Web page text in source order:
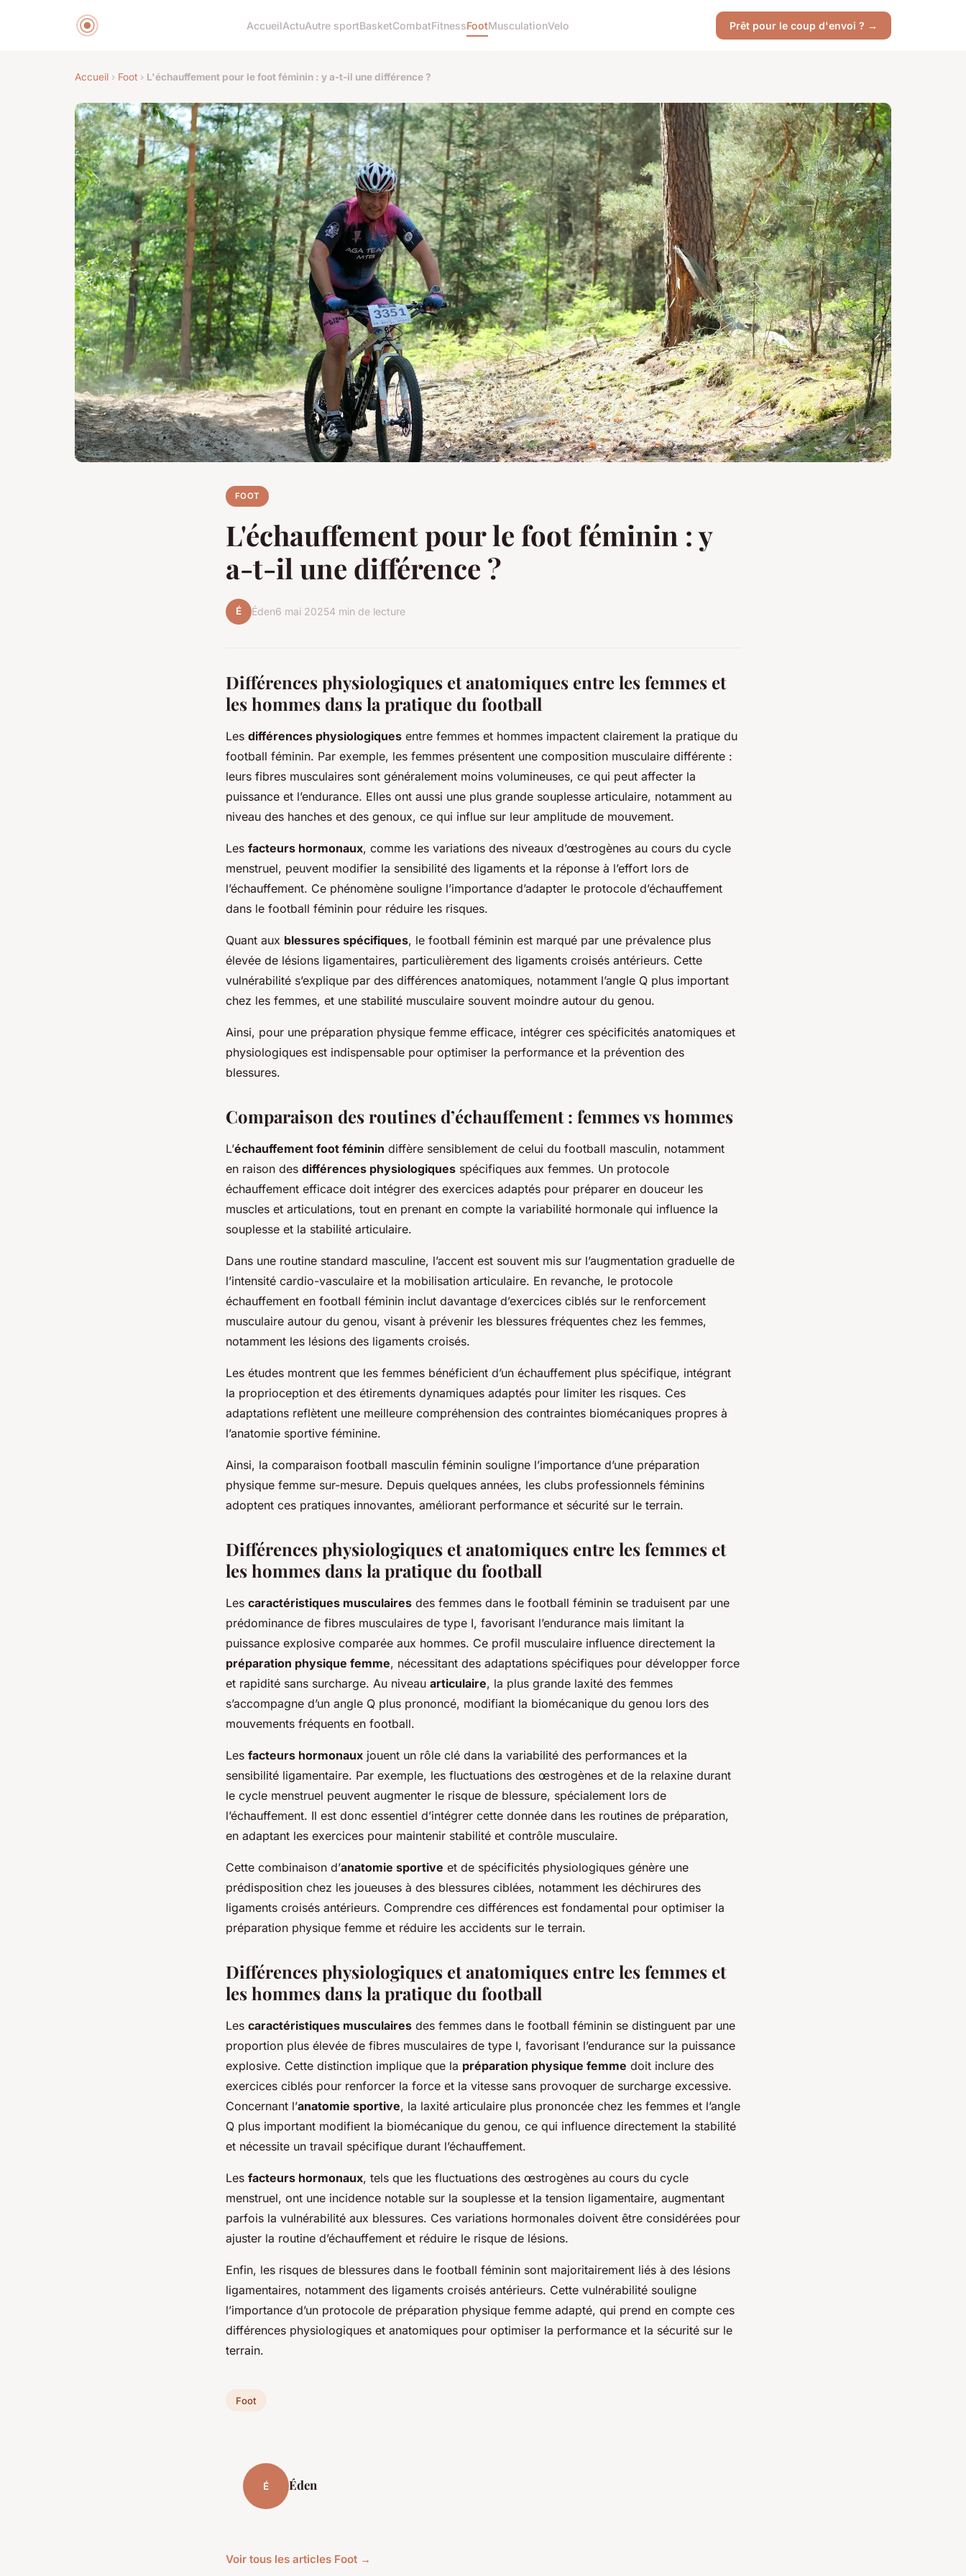
AccueilActuAutre sportBasketCombatFitnessFootMusculationVelo Prêt pour le coup d'envoi ? →
Accueil › Foot › L'échauffement pour le foot féminin : y a-t-il une différence ?
FOOT
L'échauffement pour le foot féminin : y
a-t-il une différence ?
É Éden6 mai 20254 min de lecture
Différences physiologiques et anatomiques entre les femmes et
les hommes dans la pratique du football
Les différences physiologiques entre femmes et hommes impactent clairement la pratique du
football féminin. Par exemple, les femmes présentent une composition musculaire différente :
leurs fibres musculaires sont généralement moins volumineuses, ce qui peut affecter la
puissance et l’endurance. Elles ont aussi une plus grande souplesse articulaire, notamment au
niveau des hanches et des genoux, ce qui influe sur leur amplitude de mouvement.
Les facteurs hormonaux, comme les variations des niveaux d’œstrogènes au cours du cycle
menstruel, peuvent modifier la sensibilité des ligaments et la réponse à l’effort lors de
l’échauffement. Ce phénomène souligne l’importance d’adapter le protocole d’échauffement
dans le football féminin pour réduire les risques.
Quant aux blessures spécifiques, le football féminin est marqué par une prévalence plus
élevée de lésions ligamentaires, particulièrement des ligaments croisés antérieurs. Cette
vulnérabilité s’explique par des différences anatomiques, notamment l’angle Q plus important
chez les femmes, et une stabilité musculaire souvent moindre autour du genou.
Ainsi, pour une préparation physique femme efficace, intégrer ces spécificités anatomiques et
physiologiques est indispensable pour optimiser la performance et la prévention des
blessures.
Comparaison des routines d’échauffement : femmes vs hommes
L’échauffement foot féminin diffère sensiblement de celui du football masculin, notamment
en raison des différences physiologiques spécifiques aux femmes. Un protocole
échauffement efficace doit intégrer des exercices adaptés pour préparer en douceur les
muscles et articulations, tout en prenant en compte la variabilité hormonale qui influence la
souplesse et la stabilité articulaire.
Dans une routine standard masculine, l’accent est souvent mis sur l’augmentation graduelle de
l’intensité cardio-vasculaire et la mobilisation articulaire. En revanche, le protocole
échauffement en football féminin inclut davantage d’exercices ciblés sur le renforcement
musculaire autour du genou, visant à prévenir les blessures fréquentes chez les femmes,
notamment les lésions des ligaments croisés.
Les études montrent que les femmes bénéficient d’un échauffement plus spécifique, intégrant
la proprioception et des étirements dynamiques adaptés pour limiter les risques. Ces
adaptations reflètent une meilleure compréhension des contraintes biomécaniques propres à
l’anatomie sportive féminine.
Ainsi, la comparaison football masculin féminin souligne l’importance d’une préparation
physique femme sur-mesure. Depuis quelques années, les clubs professionnels féminins
adoptent ces pratiques innovantes, améliorant performance et sécurité sur le terrain.
Différences physiologiques et anatomiques entre les femmes et
les hommes dans la pratique du football
Les caractéristiques musculaires des femmes dans le football féminin se traduisent par une
prédominance de fibres musculaires de type I, favorisant l’endurance mais limitant la
puissance explosive comparée aux hommes. Ce profil musculaire influence directement la
préparation physique femme, nécessitant des adaptations spécifiques pour développer force
et rapidité sans surcharge. Au niveau articulaire, la plus grande laxité des femmes
s’accompagne d’un angle Q plus prononcé, modifiant la biomécanique du genou lors des
mouvements fréquents en football.
Les facteurs hormonaux jouent un rôle clé dans la variabilité des performances et la
sensibilité ligamentaire. Par exemple, les fluctuations des œstrogènes et de la relaxine durant
le cycle menstruel peuvent augmenter le risque de blessure, spécialement lors de
l’échauffement. Il est donc essentiel d’intégrer cette donnée dans les routines de préparation,
en adaptant les exercices pour maintenir stabilité et contrôle musculaire.
Cette combinaison d’anatomie sportive et de spécificités physiologiques génère une
prédisposition chez les joueuses à des blessures ciblées, notamment les déchirures des
ligaments croisés antérieurs. Comprendre ces différences est fondamental pour optimiser la
préparation physique femme et réduire les accidents sur le terrain.
Différences physiologiques et anatomiques entre les femmes et
les hommes dans la pratique du football
Les caractéristiques musculaires des femmes dans le football féminin se distinguent par une
proportion plus élevée de fibres musculaires de type I, favorisant l’endurance sur la puissance
explosive. Cette distinction implique que la préparation physique femme doit inclure des
exercices ciblés pour renforcer la force et la vitesse sans provoquer de surcharge excessive.
Concernant l’anatomie sportive, la laxité articulaire plus prononcée chez les femmes et l’angle
Q plus important modifient la biomécanique du genou, ce qui influence directement la stabilité
et nécessite un travail spécifique durant l’échauffement.
Les facteurs hormonaux, tels que les fluctuations des œstrogènes au cours du cycle
menstruel, ont une incidence notable sur la souplesse et la tension ligamentaire, augmentant
parfois la vulnérabilité aux blessures. Ces variations hormonales doivent être considérées pour
ajuster la routine d’échauffement et réduire le risque de lésions.
Enfin, les risques de blessures dans le football féminin sont majoritairement liés à des lésions
ligamentaires, notamment des ligaments croisés antérieurs. Cette vulnérabilité souligne
l’importance d’un protocole de préparation physique femme adapté, qui prend en compte ces
différences physiologiques et anatomiques pour optimiser la performance et la sécurité sur le
terrain.
Foot
É Éden
Voir tous les articles Foot →